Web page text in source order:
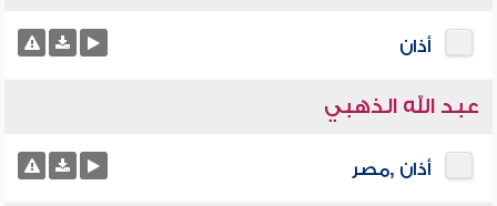
أذان
عبد الله الذهبي
أذان ,مصر